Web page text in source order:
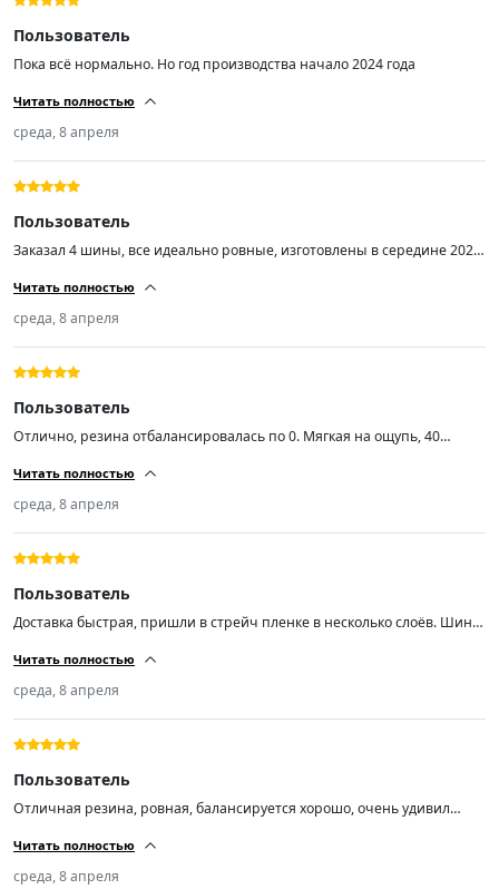
Пользователь
Пока всё нормально. Но год производства начало 2024 года
Читать полностью
среда, 8 апреля
Пользователь
Заказал 4 шины, все идеально ровные, изготовлены в середине 2025
👍
Читать полностью
среда, 8 апреля
Пользователь
Отлично, резина отбалансировалась по 0. Мягкая на ощупь, 40
Читать полностью
среда, 8 апреля
Пользователь
Доставка быстрая, пришли в стрейч пленке в несколько слоёв. Шины
Читать полностью
среда, 8 апреля
Пользователь
Отличная резина, ровная, балансируется хорошо, очень удивил
Читать полностью
среда, 8 апреля